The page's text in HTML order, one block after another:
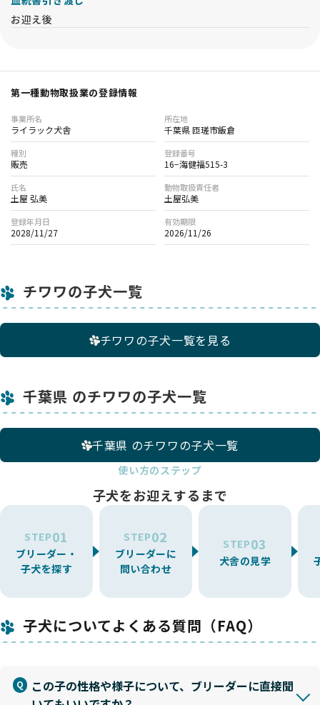
お迎え後
第一種動物取扱業の登録情報
事業所名
ライラック犬舎
所在地
千葉県 匝瑳市飯倉
種別
販売
登録番号
16−海健福515-3
氏名
土屋 弘美
動物取扱責任者
土屋弘美
登録年月日
2028/11/27
有効期限
2026/11/26
チワワの子犬一覧
チワワの子犬一覧を見る
千葉県 のチワワの子犬一覧
千葉県 のチワワの子犬一覧
使い方のステップ
子犬をお迎えするまで
STEP01
ブリーダー・
子犬を探す
STEP02
ブリーダーに
問い合わせ
STEP03
犬舎の見学
子犬についてよくある質問（FAQ）
この子の性格や様子について、ブリーダーに直接聞